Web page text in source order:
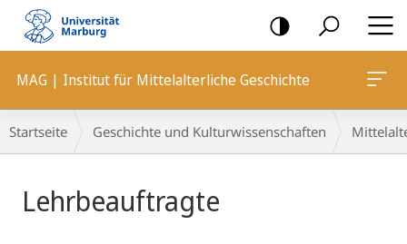
Mobile-
Navigation
MAG | Institut für Mittelalterliche Geschichte
Breadcrumb-
Navigation
Startseite Geschichte und Kulturwissenschaften
Lehrbeauftragte